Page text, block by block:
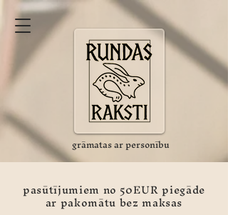
grāmatas ar personību
pasūtījumiem no 50EUR piegāde
ar pakomātu bez maksas